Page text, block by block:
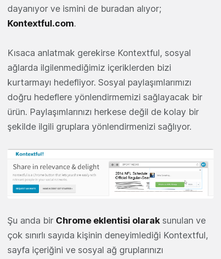
dayanıyor ve ismini de buradan alıyor;
Kontextful.com.
Kısaca anlatmak gerekirse Kontextful, sosyal
ağlarda ilgilenmediğimiz içeriklerden bizi
kurtarmayı hedefliyor. Sosyal paylaşımlarımızı
doğru hedeflere yönlendirmemizi sağlayacak bir
ürün. Paylaşımlarınızı herkese değil de kolay bir
şekilde ilgili gruplara yönlendirmenizi sağlıyor.
Şu anda bir Chrome eklentisi olarak sunulan ve
çok sınırlı sayıda kişinin deneyimlediği Kontextful,
sayfa içeriğini ve sosyal ağ gruplarınızı